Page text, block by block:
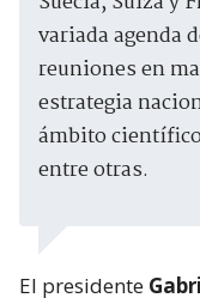
variada agenda
reuniones en
estrategia
ámbito
entre otras.
El presidente